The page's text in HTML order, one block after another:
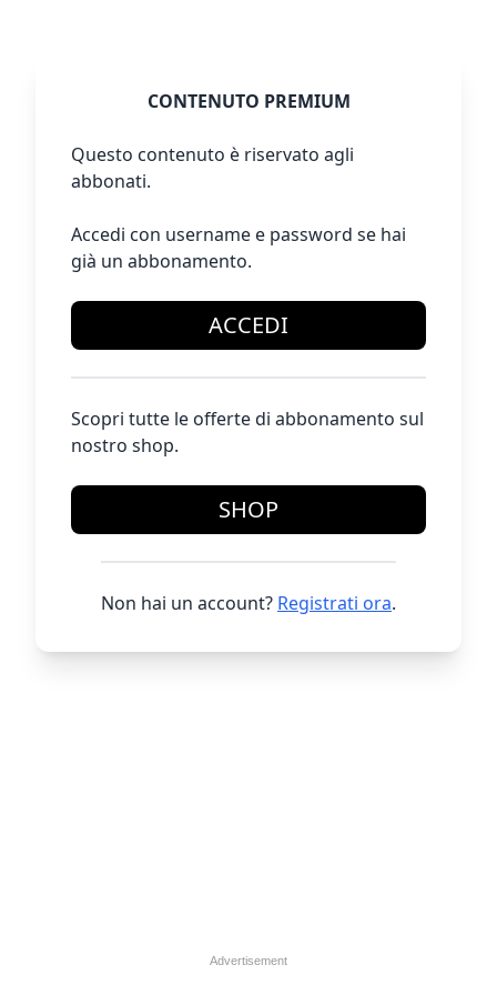
CONTENUTO PREMIUM
Questo contenuto è riservato agli
abbonati.
Accedi con username e password se hai
già un abbonamento.
ACCEDI
Scopri tutte le offerte di abbonamento sul
nostro shop.
SHOP
Non hai un account? Registrati ora.